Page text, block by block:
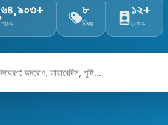
৬৪,৯০৩+
পাঠক
৮
বিষয়
১২+
লেখক